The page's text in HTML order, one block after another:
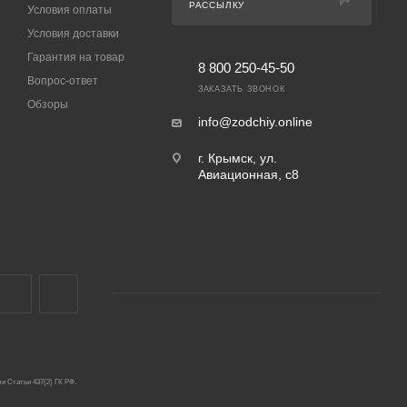
Условия оплаты
Условия доставки
Гарантия на товар
Вопрос-ответ
Обзоры
РАССЫЛКУ
8 800 250-45-50
ЗАКАЗАТЬ ЗВОНОК
info@zodchiy.online
г. Крымск, ул.
Авиационная, с8
Статьи 437(2) ГК РФ.